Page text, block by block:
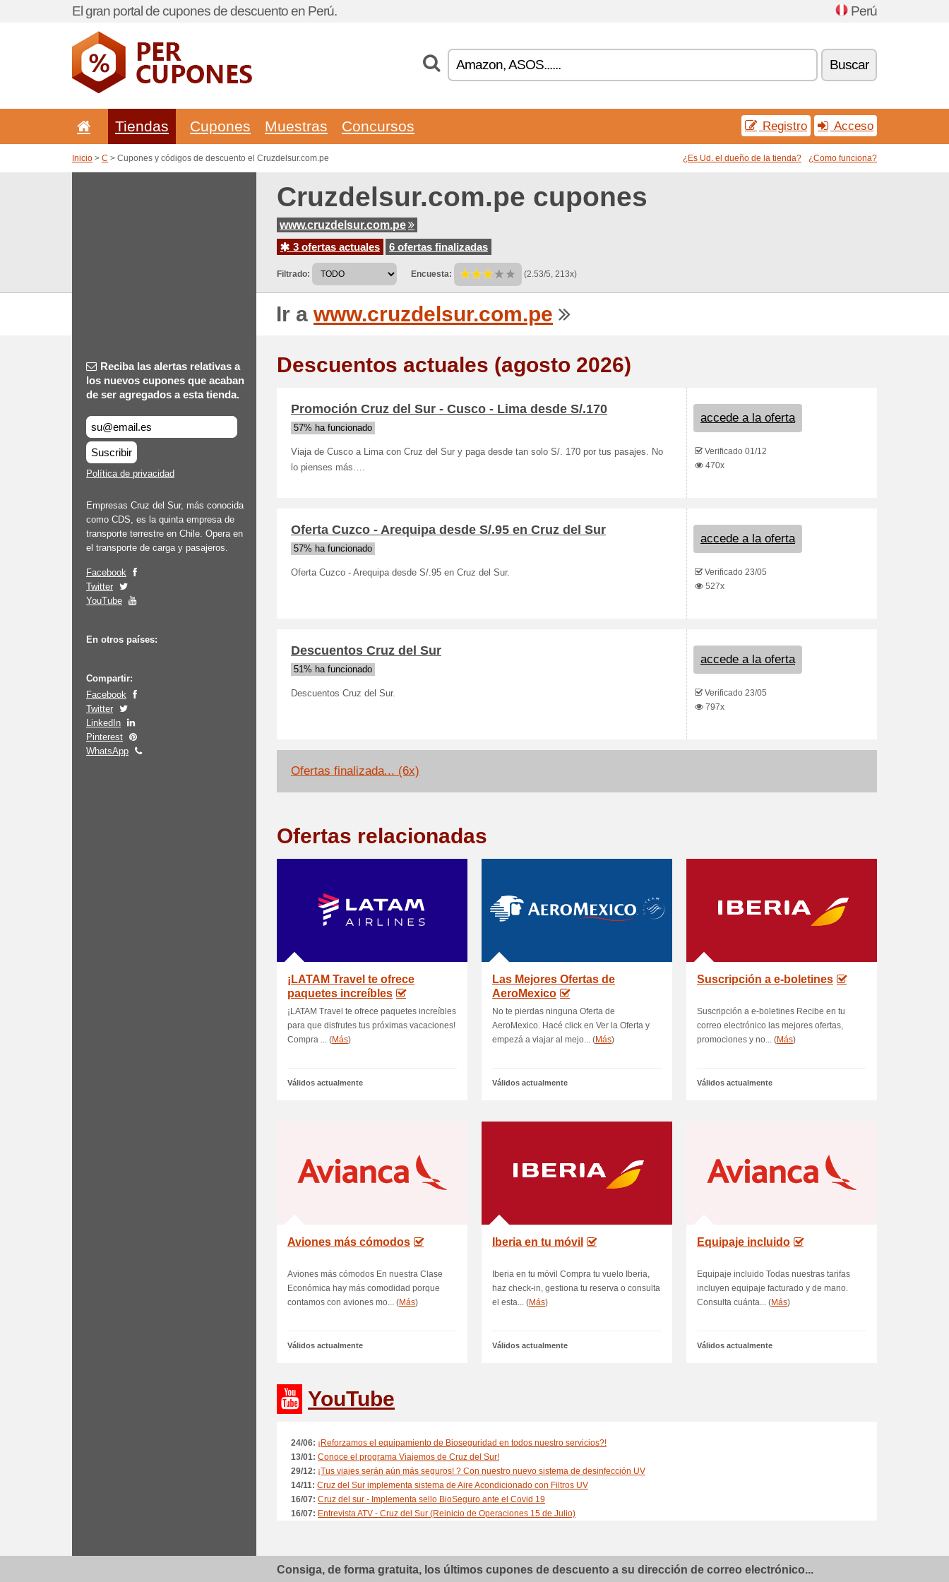
El gran portal de cupones de descuento en Perú. Perú
Buscar
Tiendas Cupones Muestras Concursos Registro Acceso
Inicio > C > Cupones y códigos de descuento el Cruzdelsur.com.pe ¿Es Ud. el dueño de la tienda? ¿Como funciona?
Cruzdelsur.com.pe cupones
www.cruzdelsur.com.pe
3 ofertas actuales
6 ofertas finalizadas
Filtrado: Encuesta: (2.53/5, 213x)
Ir a www.cruzdelsur.com.pe
Reciba las alertas relativas a
los nuevos cupones que acaban
de ser agregados a esta tienda.
Suscribir
Política de privacidad
Empresas Cruz del Sur, más conocida
como CDS, es la quinta empresa de
transporte terrestre en Chile. Opera en
el transporte de carga y pasajeros.
Facebook
Twitter
YouTube
En otros países:
Compartir:
Facebook
Twitter
LinkedIn
Pinterest
WhatsApp
Descuentos actuales (agosto 2026)
Promoción Cruz del Sur - Cusco - Lima desde S/.170
57% ha funcionado
Viaja de Cusco a Lima con Cruz del Sur y paga desde tan solo S/. 170 por tus pasajes. No
lo pienses más….
accede a la oferta
Verificado 01/12
470x
Oferta Cuzco - Arequipa desde S/.95 en Cruz del Sur
57% ha funcionado
Oferta Cuzco - Arequipa desde S/.95 en Cruz del Sur.
accede a la oferta
Verificado 23/05
527x
Descuentos Cruz del Sur
51% ha funcionado
Descuentos Cruz del Sur.
accede a la oferta
Verificado 23/05
797x
Ofertas finalizada... (6x)
Ofertas relacionadas
¡LATAM Travel te ofrece
paquetes increíbles
¡LATAM Travel te ofrece paquetes increíbles
para que disfrutes tus próximas vacaciones!
Compra ... (Más)
Válidos actualmente
Las Mejores Ofertas de
AeroMexico
No te pierdas ninguna Oferta de
AeroMexico. Hacé click en Ver la Oferta y
empezá a viajar al mejo... (Más)
Válidos actualmente
Suscripción a e-boletines
Suscripción a e-boletines Recibe en tu
correo electrónico las mejores ofertas,
promociones y no... (Más)
Válidos actualmente
Aviones más cómodos
Aviones más cómodos En nuestra Clase
Económica hay más comodidad porque
contamos con aviones mo... (Más)
Válidos actualmente
Iberia en tu móvil
Iberia en tu móvil Compra tu vuelo Iberia,
haz check-in, gestiona tu reserva o consulta
el esta... (Más)
Válidos actualmente
Equipaje incluido
Equipaje incluido Todas nuestras tarifas
incluyen equipaje facturado y de mano.
Consulta cuánta... (Más)
Válidos actualmente
YouTube
24/06: ¡Reforzamos el equipamiento de Bioseguridad en todos nuestro servicios?!
13/01: Conoce el programa Viajemos de Cruz del Sur!
29/12: ¡Tus viajes serán aún más seguros! ? Con nuestro nuevo sistema de desinfección UV
14/11: Cruz del Sur implementa sistema de Aire Acondicionado con Filtros UV
16/07: Cruz del sur - Implementa sello BioSeguro ante el Covid 19
16/07: Entrevista ATV - Cruz del Sur (Reinicio de Operaciones 15 de Julio)
13/06: COMPROMETIDOS CON LA CALIDAD CRUZ DEL SUR
08/06: Cruz del Sur y BYD impulsarán diversos proyectos para incorporar la electro-movilidad en el Perú.
Consiga, de forma gratuita, los últimos cupones de descuento a su dirección de correo electrónico...